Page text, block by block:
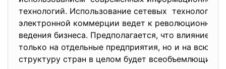
технологий. Использование сетевых технологий
электронной коммерции ведет к революционным
ведения бизнеса. Предполагается, что влияние
только на отдельные предприятия, но и на всю
структуру стран в целом будет всеобъемлющим.